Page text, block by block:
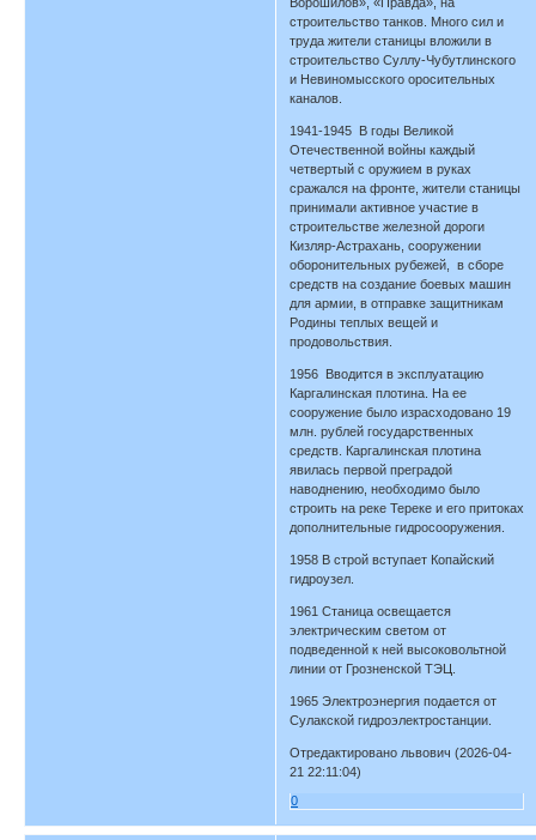
строительство танков. Много сил и
труда жители станицы вложили в
строительство Суллу-Чубутлинского
и Невиномысского оросительных
каналов.
1941-1945 В годы Великой
Отечественной войны каждый
четвертый с оружием в руках
сражался на фронте, жители станицы
принимали активное участие в
строительстве железной дороги
Кизляр-Астрахань, сооружении
оборонительных рубежей, в сборе
средств на создание боевых машин
для армии, в отправке защитникам
Родины теплых вещей и
продовольствия.
1956 Вводится в эксплуатацию
Каргалинская плотина. На ее
сооружение было израсходовано 19
млн. рублей государственных
средств. Каргалинская плотина
явилась первой преградой
наводнению, необходимо было
строить на реке Тереке и его притоках
дополнительные гидросооружения.
1958 В строй вступает Копайский
гидроузел.
1961 Станица освещается
электрическим светом от
подведенной к ней высоковольтной
линии от Грозненской ТЭЦ.
1965 Электроэнергия подается от
Сулакской гидроэлектростанции.
Отредактировано львович (2026-04-
21 22:11:04)
0